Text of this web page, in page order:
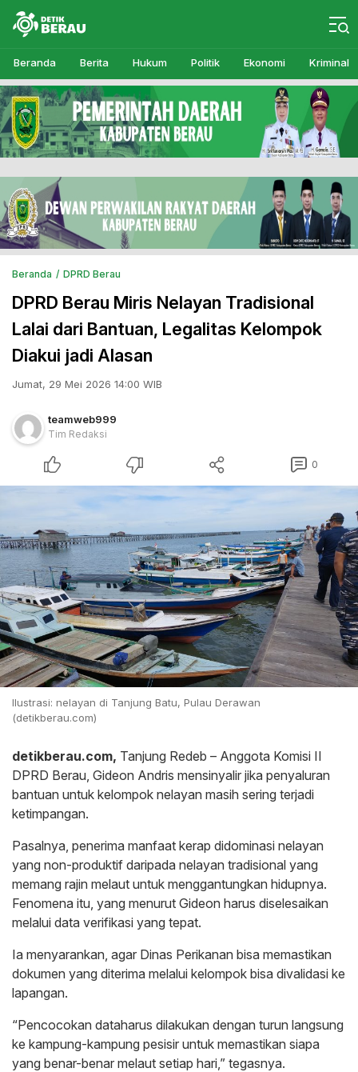
Detikberau.com
Media Diskusi Rakyat
Beranda Berita Hukum Politik Ekonomi Kriminal
Beranda DPRD Berau
DPRD Berau Miris Nelayan Tradisional
Lalai dari Bantuan, Legalitas Kelompok
Diakui jadi Alasan
Jumat, 29 Mei 2026 14:00 WIB
teamweb999
Tim Redaksi
0
Ilustrasi: nelayan di Tanjung Batu, Pulau Derawan
(detikberau.com)
detikberau.com, Tanjung Redeb – Anggota Komisi II
DPRD Berau, Gideon Andris mensinyalir jika penyaluran
bantuan untuk kelompok nelayan masih sering terjadi
ketimpangan.
Pasalnya, penerima manfaat kerap didominasi nelayan
yang non-produktif daripada nelayan tradisional yang
memang rajin melaut untuk menggantungkan hidupnya.
Fenomena itu, yang menurut Gideon harus diselesaikan
melalui data verifikasi yang tepat.
Ia menyarankan, agar Dinas Perikanan bisa memastikan
dokumen yang diterima melalui kelompok bisa divalidasi ke
lapangan.
“Pencocokan dataharus dilakukan dengan turun langsung
ke kampung-kampung pesisir untuk memastikan siapa
yang benar-benar melaut setiap hari,” tegasnya.